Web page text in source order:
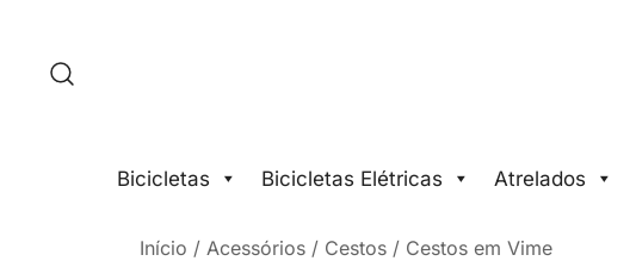
Bicicletas Bicicletas Elétricas Atrelados
Início / Acessórios / Cestos / Cestos em Vime